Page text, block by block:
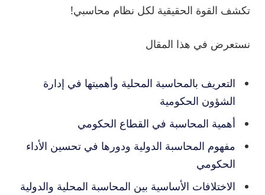
تكشف القوة الحقيقية لكل نظام محاسبي!
نستعرض في هذا المقال
التعريف بالمحاسبة المحلية وأهميتها في إدارة
الشؤون الحكومية
أهمية المحاسبة في القطاع الحكومي
مفهوم المحاسبة الدولية ودورها في تحسين الأداء
الحكومي
الاختلافات الأساسية بين المحاسبة المحلية والدولية